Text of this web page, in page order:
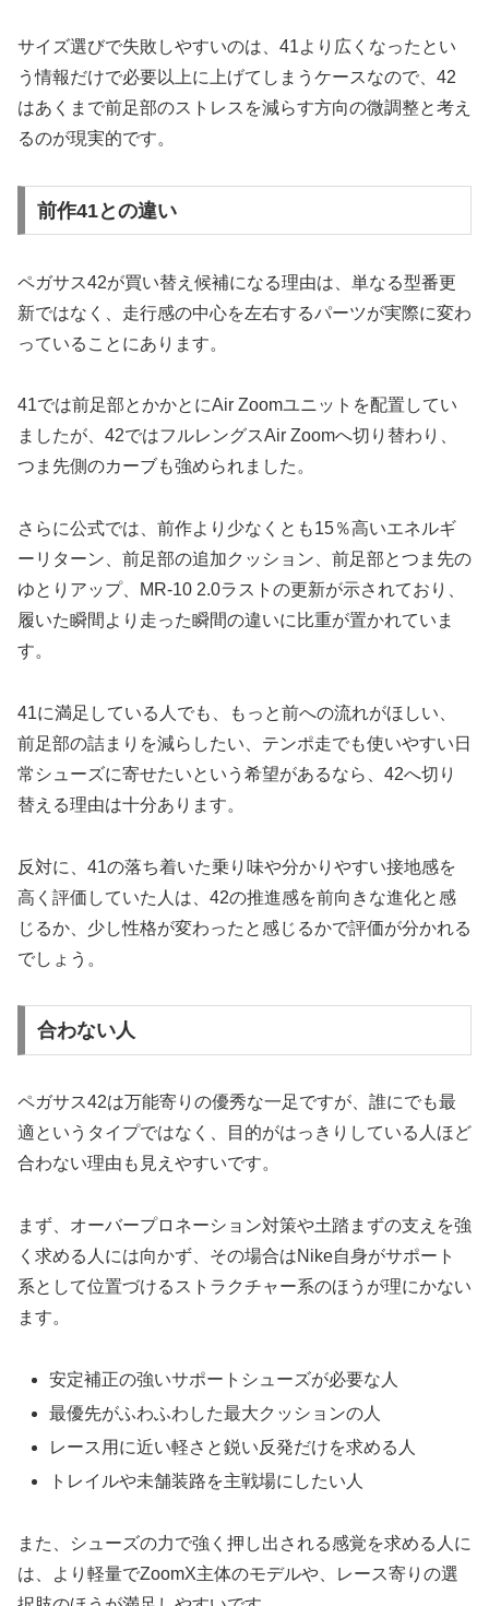
サイズ選びで失敗しやすいのは、41より広くなったとい
う情報だけで必要以上に上げてしまうケースなので、42
はあくまで前足部のストレスを減らす方向の微調整と考え
るのが現実的です。
前作41との違い
ペガサス42が買い替え候補になる理由は、単なる型番更
新ではなく、走行感の中心を左右するパーツが実際に変わ
っていることにあります。
41では前足部とかかとにAir Zoomユニットを配置してい
ましたが、42ではフルレングスAir Zoomへ切り替わり、
つま先側のカーブも強められました。
さらに公式では、前作より少なくとも15％高いエネルギ
ーリターン、前足部の追加クッション、前足部とつま先の
ゆとりアップ、MR-10 2.0ラストの更新が示されており、
履いた瞬間より走った瞬間の違いに比重が置かれていま
す。
41に満足している人でも、もっと前への流れがほしい、
前足部の詰まりを減らしたい、テンポ走でも使いやすい日
常シューズに寄せたいという希望があるなら、42へ切り
替える理由は十分あります。
反対に、41の落ち着いた乗り味や分かりやすい接地感を
高く評価していた人は、42の推進感を前向きな進化と感
じるか、少し性格が変わったと感じるかで評価が分かれる
でしょう。
合わない人
ペガサス42は万能寄りの優秀な一足ですが、誰にでも最
適というタイプではなく、目的がはっきりしている人ほど
合わない理由も見えやすいです。
まず、オーバープロネーション対策や土踏まずの支えを強
く求める人には向かず、その場合はNike自身がサポート
系として位置づけるストラクチャー系のほうが理にかない
ます。
安定補正の強いサポートシューズが必要な人
最優先がふわふわした最大クッションの人
レース用に近い軽さと鋭い反発だけを求める人
トレイルや未舗装路を主戦場にしたい人
また、シューズの力で強く押し出される感覚を求める人に
は、より軽量でZoomX主体のモデルや、レース寄りの選